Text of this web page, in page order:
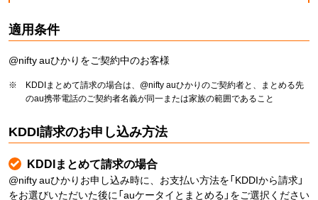
適用条件
@nifty auひかりをご契約中のお客様
※
KDDIまとめて請求の場合は、@nifty auひかりのご契約者と、まとめる先
のau携帯電話のご契約者名義が同一または家族の範囲であること
KDDI請求のお申し込み方法
KDDIまとめて請求の場合
@nifty auひかりお申し込み時に、お支払い方法を「KDDIから請求」
をお選びいただいた後に「auケータイとまとめる」をご選択ください